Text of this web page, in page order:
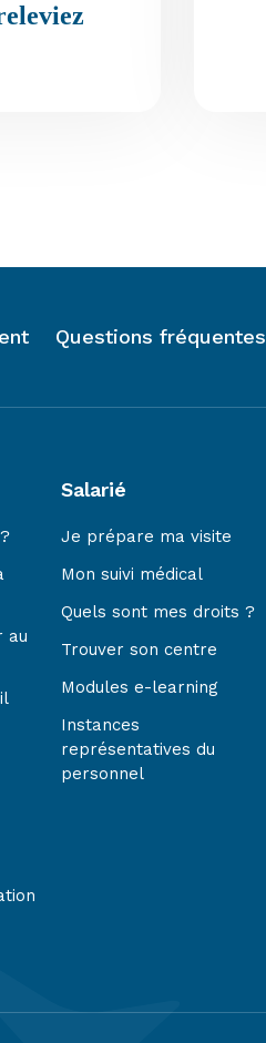
Questions fréquentes
au
Salarié
Je prépare ma visite
Mon suivi médical
Quels sont mes droits ?
Trouver son centre
Modules e-learning
Instances
représentatives du
personnel